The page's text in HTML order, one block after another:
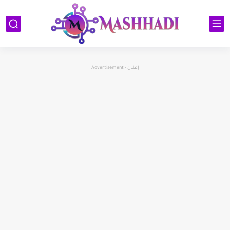
إعلان - Advertisement